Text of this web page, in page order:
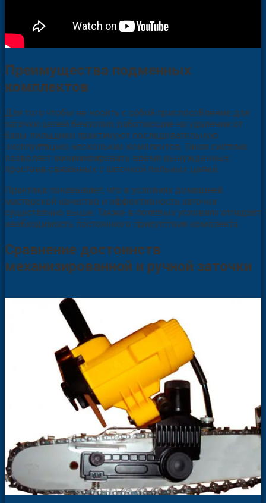
Преимущества подменных
комплектов
Для того чтобы не носить с собой приспособление для
заточки цепей бензопил, работающие на удалении от
базы пильщики практикуют последовательную
эксплуатацию нескольких комплектов. Такая система
позволяет минимизировать время вынужденных
простоев связанных с заточкой пильных цепей.
Практика показывает, что в условиях домашней
мастерской качество и эффективность заточки
существенно выше. Также в полевых условиях отпадает
необходимость постоянного присутствия комплекта.
Сравнение достоинств
механизированной и ручной заточки